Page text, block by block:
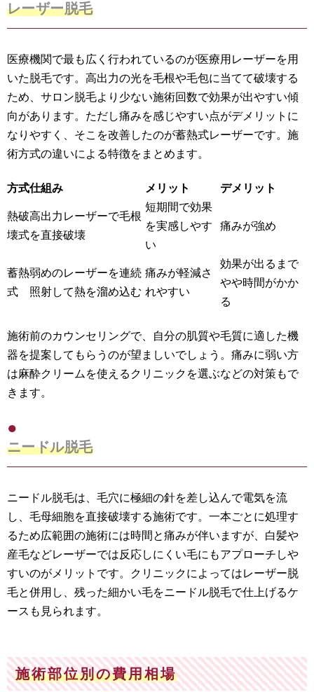
レーザー脱毛
医療機関で最も広く行われているのが医療用レーザーを用
いた脱毛です。高出力の光を毛根や毛包に当てて破壊する
ため、サロン脱毛より少ない施術回数で効果が出やすい傾
向があります。ただし痛みを感じやすい点がデメリットに
なりやすく、そこを改善したのが蓄熱式レーザーです。施
術方式の違いによる特徴をまとめます。
方式仕組み メリット デメリット
熱破
壊式
高出力レーザーで毛根
を直接破壊
短期間で効果
を実感しやす
い
痛みが強め
蓄熱
式
弱めのレーザーを連続
照射して熱を溜め込む
痛みが軽減さ
れやすい
効果が出るまで
やや時間がかか
る
施術前のカウンセリングで、自分の肌質や毛質に適した機
器を提案してもらうのが望ましいでしょう。痛みに弱い方
は麻酔クリームを使えるクリニックを選ぶなどの対策もで
きます。
ニードル脱毛
ニードル脱毛は、毛穴に極細の針を差し込んで電気を流
し、毛母細胞を直接破壊する施術です。一本ごとに処理す
るため広範囲の施術には時間と痛みが伴いますが、白髪や
産毛などレーザーでは反応しにくい毛にもアプローチしや
すいのがメリットです。クリニックによってはレーザー脱
毛と併用し、残った細かい毛をニードル脱毛で仕上げるケ
ースも見られます。
施術部位別の費用相場